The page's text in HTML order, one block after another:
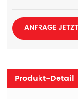
ANFRAGE JETZT
Produkt-Detail